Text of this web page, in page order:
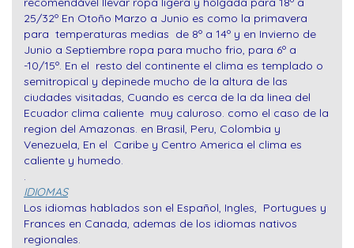
25/32º En Otoño Marzo a Junio es como la primavera
para temperaturas medias de 8º a 14º y en Invierno de
Junio a Septiembre ropa para mucho frio, para 6º a
-10/15º. En el resto del continente el clima es templado o
semitropical y depinede mucho de la altura de las
ciudades visitadas, Cuando es cerca de la da linea del
Ecuador clima caliente muy caluroso. como el caso de la
region del Amazonas. en Brasil, Peru, Colombia y
Venezuela, En el Caribe y Centro America el clima es
caliente y humedo.
.
IDIOMAS
Los idiomas hablados son el Español, Ingles, Portugues y
Frances en Canada, ademas de los idiomas nativos
regionales.